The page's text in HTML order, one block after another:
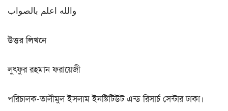
والله اعلم بالصواب
উত্তর লিখনে
লুৎফুর রহমান ফরায়েজী
পরিচালক-তালীমুল ইসলাম ইনষ্টিটিউট এন্ড রিসার্চ সেন্টার ঢাকা।